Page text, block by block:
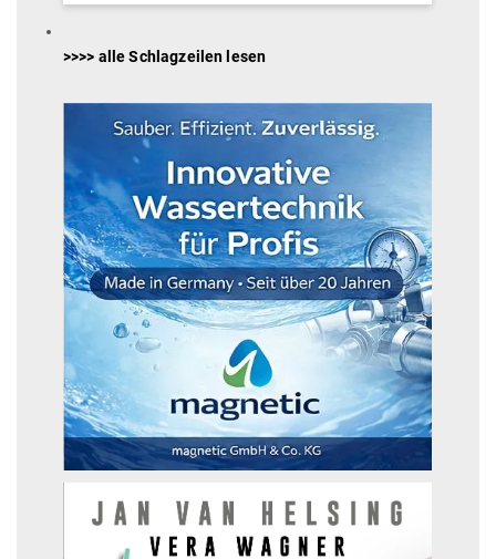
>>>> alle Schlagzeilen lesen